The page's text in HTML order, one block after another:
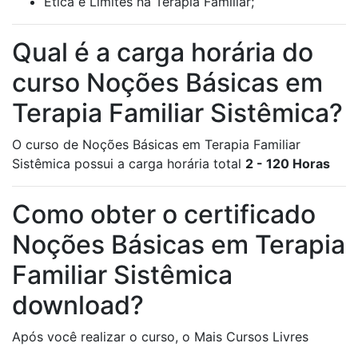
Qual é a carga horária do
curso Noções Básicas em
Terapia Familiar Sistêmica?
O curso de Noções Básicas em Terapia Familiar
Sistêmica possui a carga horária total 2 - 120 Horas
Como obter o certificado
Noções Básicas em Terapia
Familiar Sistêmica
download?
Após você realizar o curso, o Mais Cursos Livres